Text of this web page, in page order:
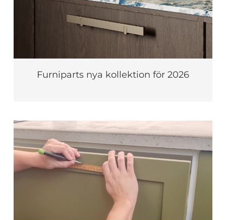
Furniparts nya kollektion för 2026